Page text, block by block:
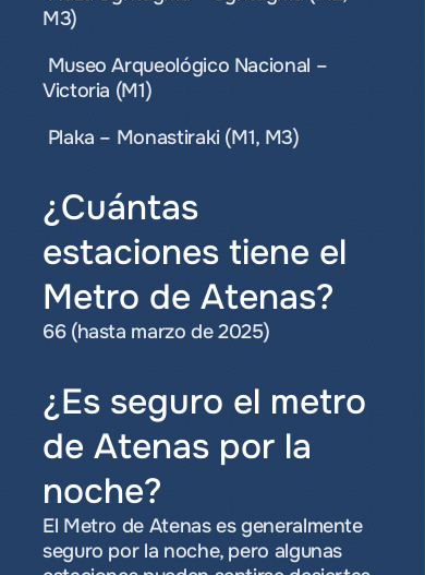
M3)
Victoria (M1)
Plaka – Monastiraki (M1, M3)
¿Cuántas
estaciones tiene el
Metro de Atenas?
66 (hasta marzo de 2025)
¿Es seguro el metro
de Atenas por la
noche?
El Metro de Atenas es generalmente
seguro por la noche, pero algunas